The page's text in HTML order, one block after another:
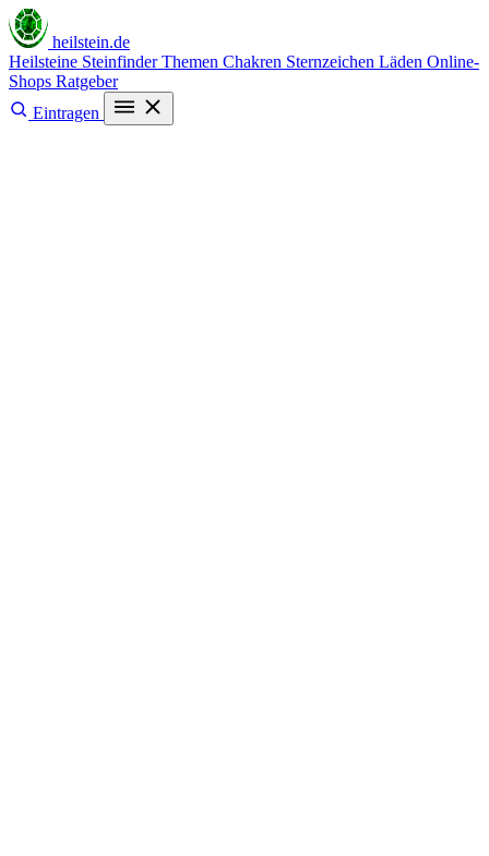
heilstein.de
Heilsteine SteinfinderThemen Chakren Sternzeichen Läden Online-
Shops Ratgeber
Eintragen